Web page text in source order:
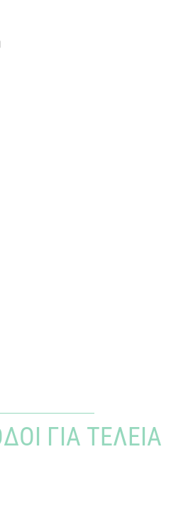
ΓΙΑ ΤΈΛΕΙΑ